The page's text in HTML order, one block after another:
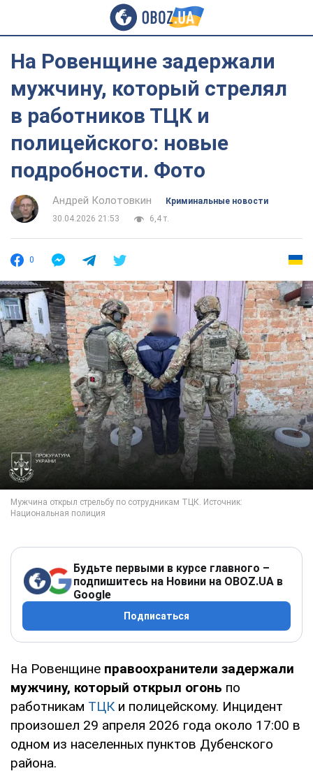
На Ровенщине задержали
мужчину, который стрелял
в работников ТЦК и
полицейского: новые
подробности. Фото
Андрей Колотовкин
Криминальные новости
30.04.2026 21:53
6,4 т.
0
Будьте первыми в курсе главного –
подпишитесь на Новини на OBOZ.UA в
Google
Подписаться
На Ровенщине правоохранители задержали
мужчину, который открыл огонь по
работникам ТЦКи полицейскому. Инцидент
произошел 29 апреля 2026 года около 17:00 в
одном из населенных пунктов Дубенского
района.